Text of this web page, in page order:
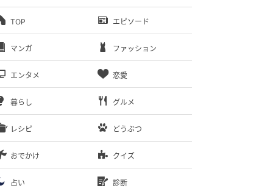
TOP エピソード
マンガ ファッション
エンタメ 恋愛
暮らし グルメ
レシピ どうぶつ
おでかけ クイズ
占い 診断